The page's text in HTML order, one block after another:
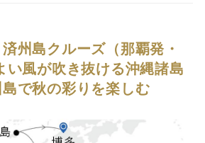
州島クルーズ（那覇発・
い風が吹き抜ける沖縄諸島
で秋の彩りを楽しむ